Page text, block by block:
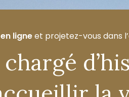
ligneet projetez-vous dans
d’Amiens
de